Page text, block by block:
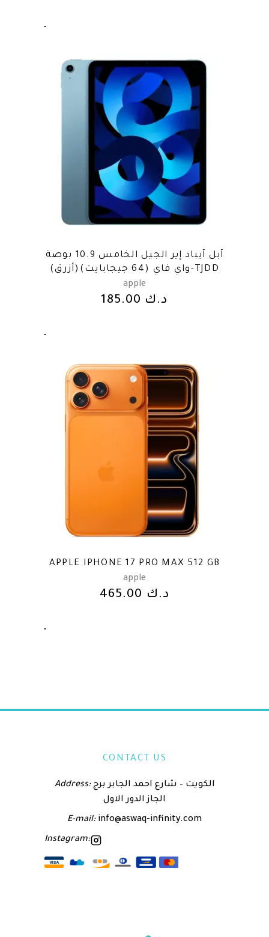
آبل آيباد إير الجيل الخامس 10.9 بوصة
واي فاي (64 جيجابايت)(أزرق)-TJDD
apple
د.ك
APPLE IPHONE 17 PRO MAX 512 GB
apple
د.ك
CONTACT US
Address:الكويت – شارع احمد الجابر برج
الجاز الدور الاول
E-mail:info@aswaq-infinity.com
Instagram: